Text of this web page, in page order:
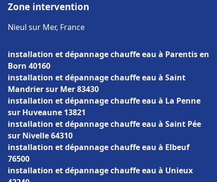
Zone intervention
Nieul sur Mer, France
installation et dépannage chauffe eau à Parentis en
Born 40160
installation et dépannage chauffe eau à Saint
Mandrier sur Mer 83430
installation et dépannage chauffe eau à La Penne
sur Huveaune 13821
installation et dépannage chauffe eau à Saint Pée
sur Nivelle 64310
installation et dépannage chauffe eau à Elbeuf
76500
installation et dépannage chauffe eau à Unieux